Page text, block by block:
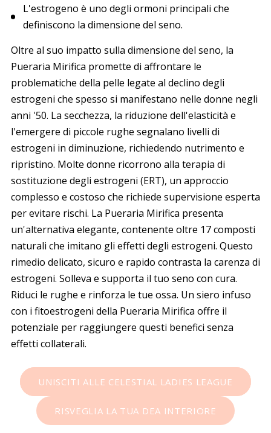
L'estrogeno è uno degli ormoni principali che
definiscono la dimensione del seno.
Oltre al suo impatto sulla dimensione del seno, la
Pueraria Mirifica promette di affrontare le
problematiche della pelle legate al declino degli
estrogeni che spesso si manifestano nelle donne negli
anni '50. La secchezza, la riduzione dell'elasticità e
l'emergere di piccole rughe segnalano livelli di
estrogeni in diminuzione, richiedendo nutrimento e
ripristino. Molte donne ricorrono alla terapia di
sostituzione degli estrogeni (ERT), un approccio
complesso e costoso che richiede supervisione esperta
per evitare rischi. La Pueraria Mirifica presenta
un'alternativa elegante, contenente oltre 17 composti
naturali che imitano gli effetti degli estrogeni. Questo
rimedio delicato, sicuro e rapido contrasta la carenza di
estrogeni. Solleva e supporta il tuo seno con cura.
Riduci le rughe e rinforza le tue ossa. Un siero infuso
con i fitoestrogeni della Pueraria Mirifica offre il
potenziale per raggiungere questi benefici senza
effetti collaterali.
UNISCITI ALLE CELESTIAL LADIES LEAGUE
RISVEGLIA LA TUA DEA INTERIORE